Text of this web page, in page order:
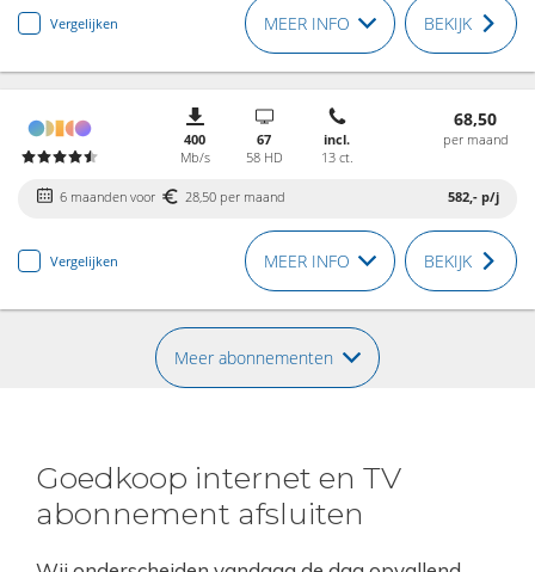
Vergelijken MEER INFO BEKIJK
400
Mb/s
67
58 HD
incl.
13 ct.
68,50
per maand
6 maanden voor 28,50 per maand 582,- p/j
Vergelijken MEER INFO BEKIJK
Meer abonnementen
Goedkoop internet en TV
abonnement afsluiten